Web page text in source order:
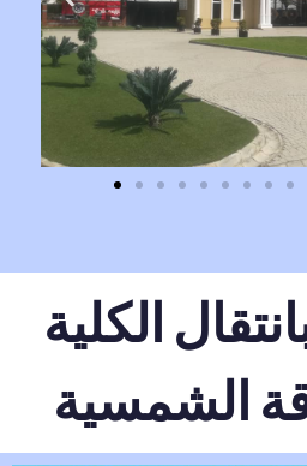
الكلية
الشمسية